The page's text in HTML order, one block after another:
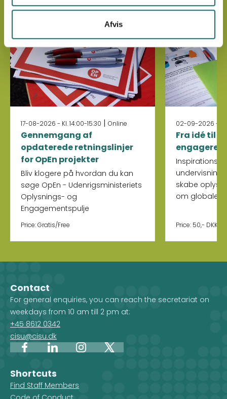
Afvis
17-08-2026 - Kl. 14:00-15:30 | Online
Gennemgang af
opdaterede retningslinjer
for OpEn projekter
Bliv klogere på hvordan du kan
søge OpEn - Udenrigsministeriets
Oplysnings- og
Engagementspulje
Price: Gratis/Free
02-09-2026 - Kl.
Fra idé til
engagerer
undervisning
skabe
om globale
Price: 50,- DKK
Contact
For general enquiries, you can reach the secretariat on
weekdays from 10 am till 2 pm at:
+45 8612 0342
cisu@cisu.dk
FacebookLinkedInInstagram
X
Shortcuts
Find Staff Members